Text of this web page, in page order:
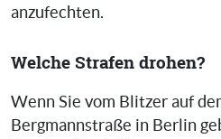
anzufechten.
Welche Strafen drohen?
Wenn Sie vom Blitzer auf
Bergmannstraße in Berlin